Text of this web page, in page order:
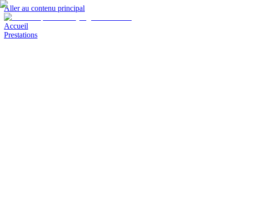
Aller au contenu principal
Accueil
Prestations